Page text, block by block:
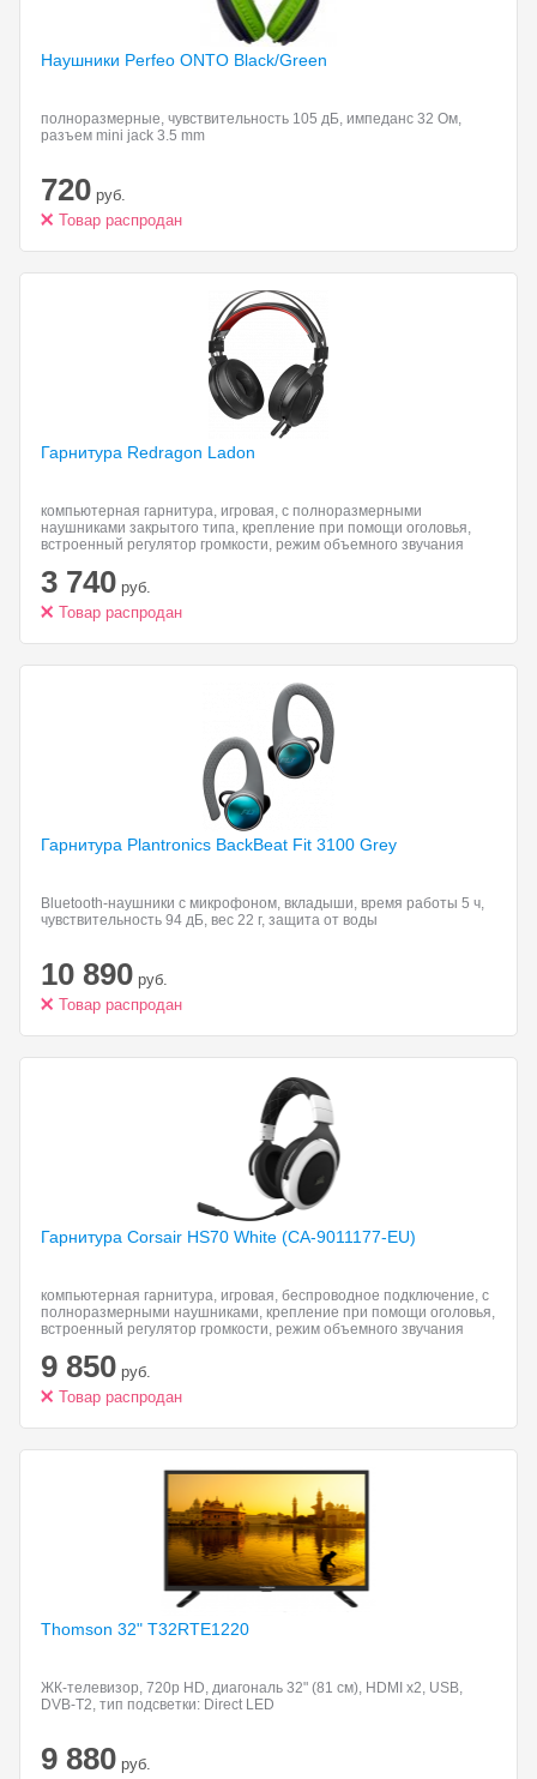
Наушники Perfeo ONTO Black/Green
полноразмерные, чувствительность 105 дБ, импеданс 32 Ом,
разъем mini jack 3.5 mm
720 руб.
Товар распродан
Гарнитура Redragon Ladon
компьютерная гарнитура, игровая, с полноразмерными
наушниками закрытого типа, крепление при помощи оголовья,
встроенный регулятор громкости, режим объемного звучания
20000 Гц
3 740 руб.
Товар распродан
Гарнитура Plantronics BackBeat Fit 3100 Grey
Bluetooth-наушники с микрофоном, вкладыши, время работы 5 ч,
чувствительность 94 дБ, вес 22 г, защита от воды
10 890 руб.
Товар распродан
Гарнитура Corsair HS70 White (CA-9011177-EU)
компьютерная гарнитура, игровая, беспроводное подключение, с
полноразмерными наушниками, крепление при помощи оголовья,
встроенный регулятор громкости, режим объемного звучания
20000 Гц
9 850 руб.
Товар распродан
Thomson 32" T32RTE1220
ЖК-телевизор, 720p HD, диагональ 32" (81 см), HDMI x2, USB,
DVB-T2, тип подсветки: Direct LED
9 880 руб.